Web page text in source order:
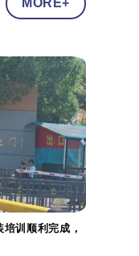
MORE+
训顺利完成，